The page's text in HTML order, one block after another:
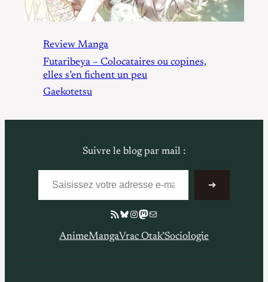
Review Manga
Futaribeya – Colocataires ou copines,
elles s’en fichent un peu
Gaekotetsu
Suivre le blog par mail :
Saisissez votre adresse e-mail…
➔
Flux RSSBluesky
Instagram
Mastodon
E-mail
AnimeMangaVrac Otak’Sociologie